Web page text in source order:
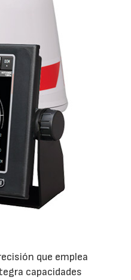
que emplea
capacidades